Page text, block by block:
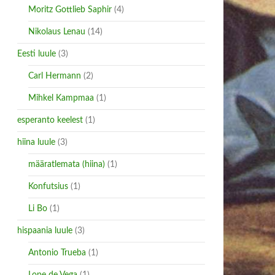
Moritz Gottlieb Saphir (4)
Nikolaus Lenau (14)
Eesti luule (3)
Carl Hermann (2)
Mihkel Kampmaa (1)
esperanto keelest (1)
hiina luule (3)
määratlemata (hiina) (1)
Konfutsius (1)
Li Bo (1)
hispaania luule (3)
Antonio Trueba (1)